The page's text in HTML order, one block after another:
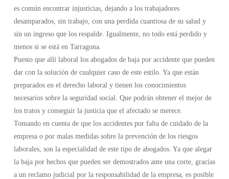
es común encontrar injusticias, dejando a los trabajadores
desamparados, sin trabajo, con una perdida cuantiosa de su salud y
sin un ingreso que los respalde. Igualmente, no todo está perdido y
menos si se está en Tarragona.
Puesto que allí laboral los abogados de baja por accidente que pueden
dar con la solución de cualquier caso de este estilo. Ya que están
preparados en el derecho laboral y tienen los conocimientos
necesarios sobre la seguridad social. Que podrán obtener el mejor de
los tratos y conseguir la justicia que el afectado se merece.
Tomando en cuenta de que los accidentes por falta de cuidado de la
empresa o por malas medidas sobre la prevención de los riesgos
laborales, son la especialidad de este tipo de abogados. Ya que alegar
la baja por hechos que pueden ser demostrados ante una corte, gracias
a un reclamo judicial por la responsabilidad de la empresa, es posible